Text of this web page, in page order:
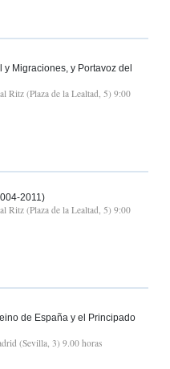
Migraciones, y Portavoz del
Ritz (Plaza de la Lealtad, 5) 9:00
2011)
Ritz (Plaza de la Lealtad, 5) 9:00
de España y el Principado
(Sevilla, 3) 9.00 horas